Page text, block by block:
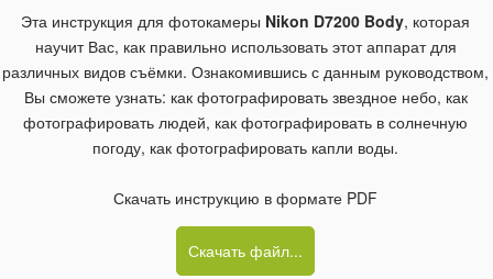
Эта инструкция для фотокамеры Nikon D7200 Body, которая
научит Вас, как правильно использовать этот аппарат для
различных видов съёмки. Ознакомившись с данным руководством,
Вы сможете узнать: как фотографировать звездное небо, как
фотографировать людей, как фотографировать в солнечную
погоду, как фотографировать капли воды.
Скачать инструкцию в формате PDF
Скачать файл...